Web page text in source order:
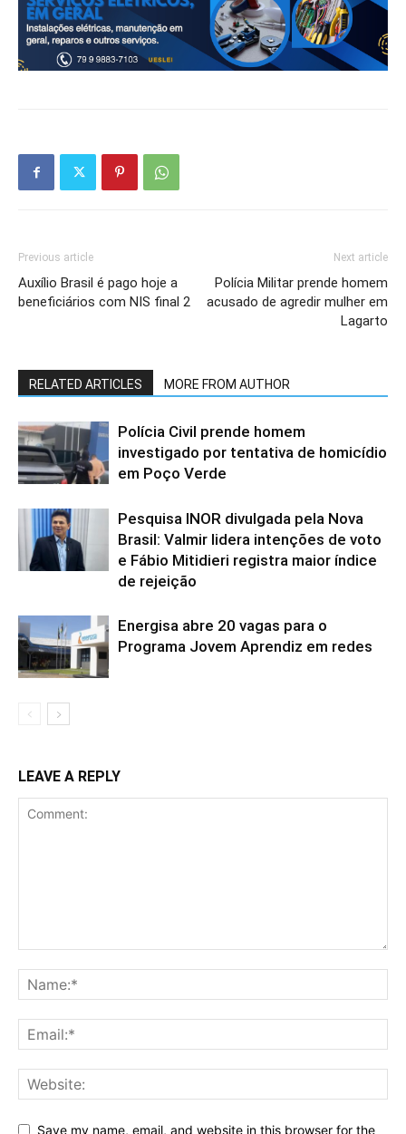
Previous article
Auxílio Brasil é pago hoje a
beneficiários com NIS final 2
Next article
Polícia Militar prende homem
acusado de agredir mulher em
Lagarto
RELATED ARTICLES MORE FROM AUTHOR
Polícia Civil prende homem
investigado por tentativa de homicídio
em Poço Verde
Pesquisa INOR divulgada pela Nova
Brasil: Valmir lidera intenções de voto
e Fábio Mitidieri registra maior índice
de rejeição
Energisa abre 20 vagas para o
Programa Jovem Aprendiz em redes
LEAVE A REPLY
Save my name, email, and website in this browser for the